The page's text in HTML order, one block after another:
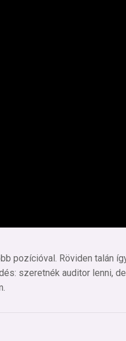
pozícióval. Röviden talán
szeretnék auditor lenni, de